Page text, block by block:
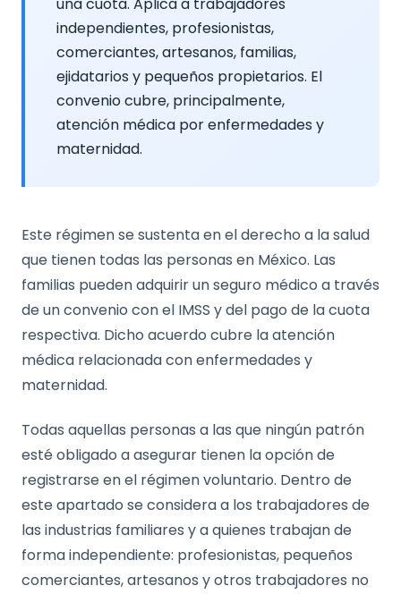
independientes, profesionistas,
comerciantes, artesanos, familias,
ejidatarios y pequeños propietarios. El
convenio cubre, principalmente,
atención médica por enfermedades y
maternidad.
Este régimen se sustenta en el derecho a la salud
que tienen todas las personas en México. Las
familias pueden adquirir un seguro médico a través
de un convenio con el IMSS y del pago de la cuota
respectiva. Dicho acuerdo cubre la atención
médica relacionada con enfermedades y
maternidad.
Todas aquellas personas a las que ningún patrón
esté obligado a asegurar tienen la opción de
registrarse en el régimen voluntario. Dentro de
este apartado se considera a los trabajadores de
las industrias familiares y a quienes trabajan de
forma independiente: profesionistas, pequeños
comerciantes, artesanos y otros trabajadores no